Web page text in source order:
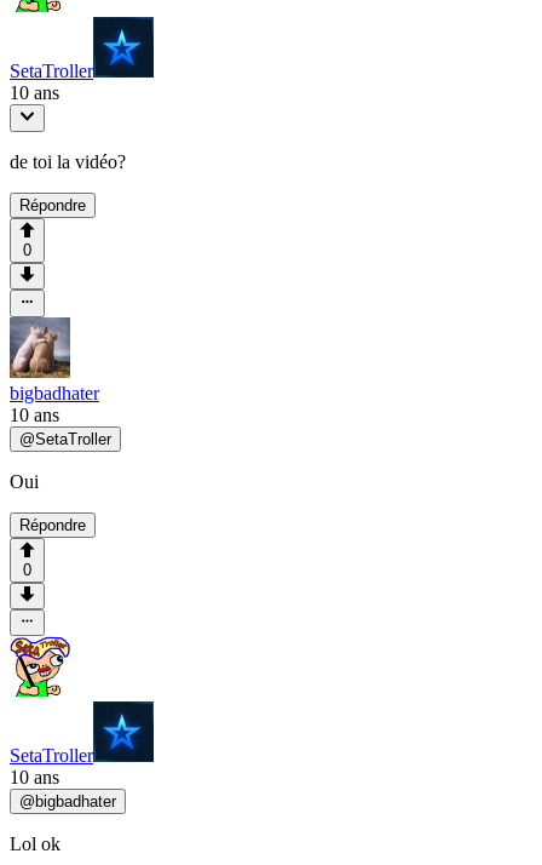
SetaTroller
10 ans
de toi la vidéo?
Répondre
0
bigbadhater
10 ans
@SetaTroller
Oui
Répondre
0
SetaTroller
10 ans
@ bigbadhater
Lol ok